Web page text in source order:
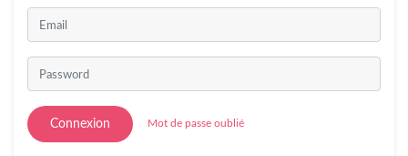
Connexion Mot de passe oublié